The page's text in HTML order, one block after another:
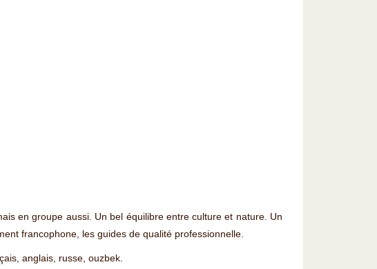
en groupe aussi. Un bel équilibre entre culture et nature. Un
francophone, les guides de qualité professionnelle.
anglais, russe, ouzbek.